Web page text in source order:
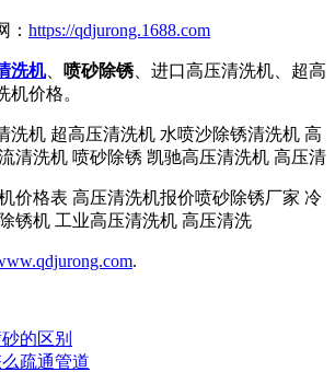
： https://qdjurong.1688.com
洗机、 喷砂除锈、进口高压清洗机、超高
机价格。
洗机 超高压清洗机 水喷沙除锈清洗机 高
清洗机 喷砂除锈 凯驰高压清洗机 高压清
价格表 高压清洗机报价喷砂除锈厂家 冷
锈机 工业高压清洗机 高压清洗
.
的区别
疏通管道